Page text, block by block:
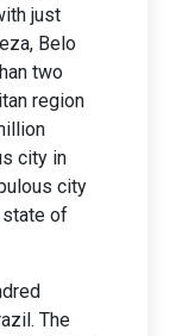
just
Belo
two
region
city in
city
state of
The